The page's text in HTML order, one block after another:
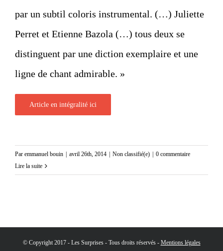
par un subtil coloris instrumental. (…) Juliette
Perret et Etienne Bazola (…) tous deux se
distinguent par une diction exemplaire et une
ligne de chant admirable. »
Article en intégralité ici
Par emmanuel bouin avril 26th, 2014 Non classifié(e)
0 commentaire
Lire la suite
© Copyright 2017 - Les Surprises - Tous droits réservés - Mentions légales